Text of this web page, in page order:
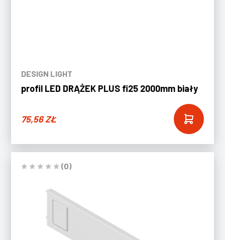
DESIGN LIGHT
profil LED DRĄŻEK PLUS fi25 2000mm biały
75,56ZŁ
(0)